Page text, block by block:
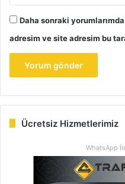
Daha sonraki
adresim ve site adresim bu
Ücretsiz Hizmetlerimiz
WhatsApp